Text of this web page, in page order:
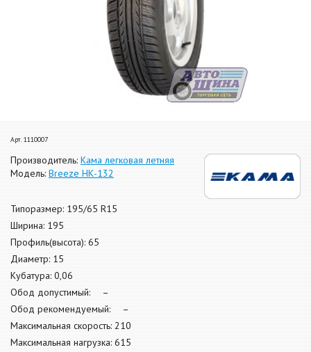
Арт. 1110007
Производитель: Кама легковая летняя
Модель: Breeze НК-132
Типоразмер: 195/65 R15
Ширина: 195
Профиль(высота): 65
Диаметр: 15
Кубатура: 0,06
Обод допустимый: –
Обод рекомендуемый: –
Максимальная скорость: 210
Максимальная нагрузка: 615